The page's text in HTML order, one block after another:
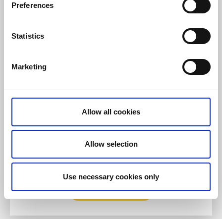
Preferences
Statistics
Marketing
Allow all cookies
Allow selection
Use necessary cookies only
Cette charmante maison d'hôtes à la campagne est
proche de Skövde. Détendez-vous dans la nature,
faites-vous masser et savourez des produits locaux.
Hébergement rural en pleine nature
Sur le site internet